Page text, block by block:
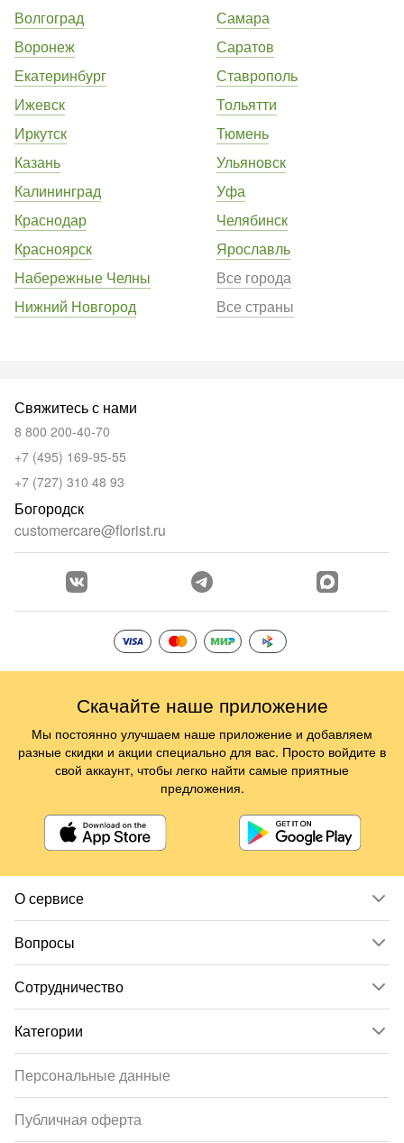
Волгоград
Воронеж
Екатеринбург
Ижевск
Иркутск
Казань
Калининград
Краснодар
Красноярск
Набережные Челны
Нижний Новгород
Самара
Саратов
Ставрополь
Тольятти
Тюмень
Ульяновск
Уфа
Челябинск
Ярославль
Все города
Все страны
О сервисе
Вопросы
Сотрудничество
Категории
Свяжитесь с нами
8 800 200-40-70
+7 (495) 169-95-55
+7 (727) 310 48 93
Богородск
customercare@florist.ru
Персональные данные
Публичная оферта
Скачайте наше приложение
Мы постоянно улучшаем наше приложение и добавляем
разные скидки и акции специально для вас. Просто войдите в
свой аккаунт, чтобы легко найти самые приятные
предложения.